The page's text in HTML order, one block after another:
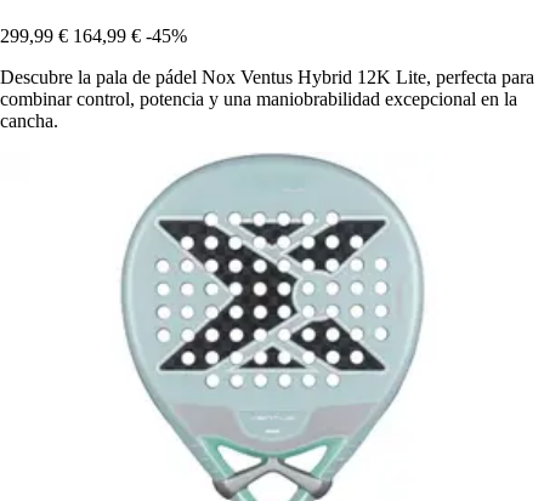
299,99 € 164,99 € -45%
Descubre la pala de pádel Nox Ventus Hybrid 12K Lite, perfecta para
combinar control, potencia y una maniobrabilidad excepcional en la
cancha.